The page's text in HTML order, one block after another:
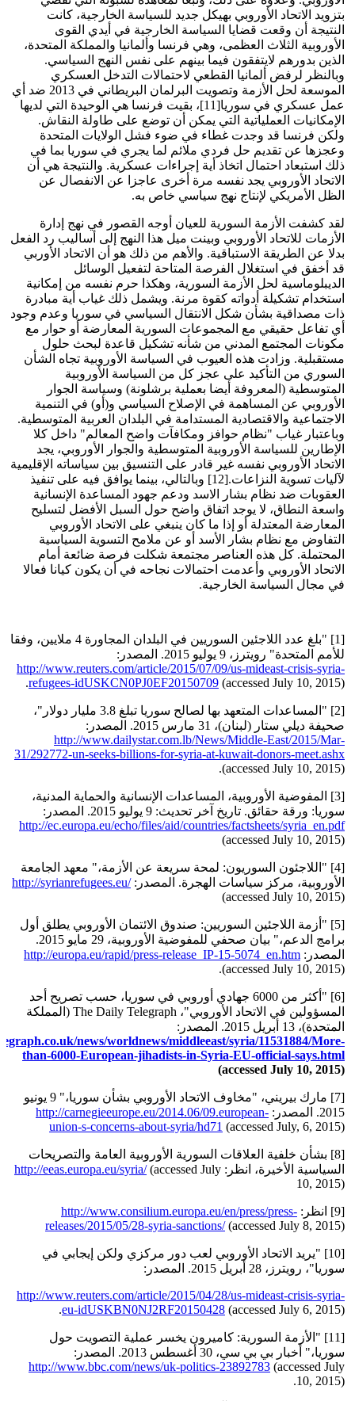
بتزويد الاتحاد الأوروبي بهيكل جديد للسياسة الخارجية، كانت
النتيجة أن وقعت قضايا السياسة الخارجية في أيدي القوى
الأوروبية الثلاث العظمى، وهي فرنسا وألمانيا والمملكة المتحدة،
الذين بدورهم لايتفقون فيما بينهم على نفس النهج السياسي.
وبالنظر لرفض ألمانيا القطعي لاحتمالات التدخل العسكري
الموسعة لحل الأزمة وتصويت البرلمان البريطاني في 2013 ضد أي
عمل عسكري في سوريا[11]، بقيت فرنسا هي الوحيدة التي لديها
الإمكانيات العملياتية التي يمكن أن توضع على طاولة النقاش.
ولكن فرنسا قد وجدت غطاء في ضوء فشل الولايات المتحدة
وعجزها عن تقديم حل فردي ملائم لما يجري في سوريا بما في
ذلك استبعاد احتمال اتخاذ أية إجراءات عسكرية. والنتيجة هي أن
الاتحاد الأوروبي يجد نفسه مرة أخرى عاجزا عن الانفصال عن
الظل الأمريكي لإنتاج نهج سياسي خاص به.
لقد كشفت الأزمة السورية للعيان أوجه القصور في نهج إدارة
الأزمات للاتحاد الأوروبي وبينت ميل هذا النهج إلى أساليب رد الفعل
بدلا عن الطريقة الاستباقية. والأهم من ذلك هو أن الاتحاد الأوربي
قد أخفق في استغلال الفرصة المتاحة لتفعيل الوسائل
الديبلوماسية لحل الأزمة السورية، وهكذا حرم نفسه من إمكانية
استخدام تشكيلة أدواته كقوة مرنة. ويشمل ذلك غياب أية مبادرة
ذات مصداقية بشأن شكل الانتقال السياسي في سوريا وعدم وجود
أي تفاعل حقيقي مع المجموعات السورية المعارضة أو حوار مع
مكونات المجتمع المدني من شأنه تشكيل قاعدة لبحث حلول
مستقبلية. وزادت هذه العيوب في السياسة الأوروبية تجاه الشأن
السوري من التأكيد على عجز كل من السياسة الأوروبية
المتوسطية (المعروفة أيضا بعملية برشلونة) وسياسة الجوار
الأوروبي عن المساهمة في الإصلاح السياسي و(أو) في التنمية
الاجتماعية والاقتصادية المستدامة في البلدان العربية المتوسطية.
وباعتبار غياب "نظام حوافز ومكافآت واضح المعالم" داخل كلا
الإطارين للسياسة الأوروبية المتوسطية والجوار الأوروبي، يجد
الاتحاد الأوروبي نفسه غير قادر على التنسيق بين سياساته الإقليمية
لآليات تسوية النزاعات.[12] وبالتالي، بينما يوافق فيه على تنفيذ
العقوبات ضد نظام بشار الاسد ودعم جهود المساعدة الإنسانية
واسعة النطاق، لا يوجد اتفاق واضح حول السبل الأفضل لتسليح
المعارضة المعتدلة أو إذا ما كان ينبغي على الاتحاد الأوروبي
التفاوض مع نظام بشار الأسد أو عن ملامح التسوية السياسية
المحتملة. كل هذه العناصر مجتمعة شكلت فرصة ضائعة أمام
الاتحاد الأوروبي وأعدمت احتمالات نجاحه في أن يكون كيانا فعالا
في مجال السياسة الخارجية.
[1] "بلغ عدد اللاجئين السوريين في البلدان المجاورة 4 ملايين، وفقا
للأمم المتحدة" رويترز، 9 يوليو 2015. المصدر:
http://www.reuters.com/article/2015/07/09/us-mideast-crisis-syria-
refugees-idUSKCN0PJ0EF20150709 (accessed July 10, 2015).
[2] "المساعدات المتعهد بها لصالح سوريا تبلغ 3.8 مليار دولار"،
صحيفة ديلي ستار (لبنان)، 31 مارس 2015. المصدر:
http://www.dailystar.com.lb/News/Middle-East/2015/Mar-
31/292772-un-seeks-billions-for-syria-at-kuwait-donors-meet.ashx
(accessed July 10, 2015).
[3] المفوضية الأوروبية، المساعدات الإنسانية والحماية المدنية،
سوريا: ورقة حقائق. تاريخ آخر تحديث: 9 يوليو 2015. المصدر:
http://ec.europa.eu/echo/files/aid/countries/factsheets/syria_en.pdf
(accessed July 10, 2015)
[4] "اللاجئون السوريون: لمحة سريعة عن الأزمة،" معهد الجامعة
الأوروبية، مركز سياسات الهجرة. المصدر:http://syrianrefugees.eu/
(accessed July 10, 2015)
[5] "أزمة اللاجئين السوريين: صندوق الائتمان الأوروبي يطلق أول
برامج الدعم،" بيان صحفي للمفوضية الأوروبية، 29 مايو 2015.
المصدر: http://europa.eu/rapid/press-release_IP-15-5074_en.htm
(accessed July 10, 2015).
[6] "أكثر من 6000 جهادي أوروبي في سوريا، حسب تصريح أحد
المسؤولين في الاتحاد الأوروبي"، The Daily Telegraph (المملكة
المتحدة)، 13 أبريل 2015. المصدر:
news/worldnews/middleeast/syria/11531884/More-
than-6000-European-jihadists-in-Syria-EU-official-says.html
(accessed July 10, 2015)
[7] مارك بيريني، "مخاوف الاتحاد الأوروبي بشأن سوريا،" 9 يونيو
2015. المصدر:
http://carnegieeurope.eu/2014.06/09.european-
union-s-concerns-about-syria/hd71 (accessed July, 6, 2015)
[8] بشأن خلفية العلاقات السورية الأوروبية العامة والتصريحات
السياسية الأخيرة، انظر:
http://eeas.europa.eu/syria/(accessed July
10, 2015)
[9] انظر:
http://www.consilium.europa.eu/en/press/press-
releases/2015/05/28-syria-sanctions/(accessed July 8, 2015)
[10] "يريد الاتحاد الأوروبي لعب دور مركزي ولكن إيجابي في
سوريا"، رويترز، 28 أبريل 2015. المصدر:
http://www.reuters.com/article/2015/04/28/us-mideast-crisis-syria-
eu-idUSKBN0NJ2RF20150428 (accessed July 6, 2015).
[11] "الأزمة السورية: كاميرون يخسر عملية التصويت حول
سوريا،" أخبار بي بي سي، 30 أغسطس 2013. المصدر:
http://www.bbc.com/news/uk-politics-23892783 (accessed July
10, 2015).